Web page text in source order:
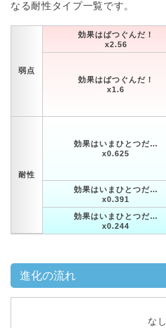
なる耐性タイプ一覧です。
弱点
効果はばつぐんだ！
x2.56
効果はばつぐんだ！
x1.6
耐性
効果はいまひとつだ…
x0.625
効果はいまひとつだ…
x0.391
効果はいまひとつだ…
x0.244
進化の流れ
なし